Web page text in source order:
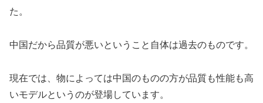
た。
中国だから品質が悪いということ自体は過去のものです。
現在では、物によっては中国のものの方が品質も性能も高
いモデルというのが登場しています。